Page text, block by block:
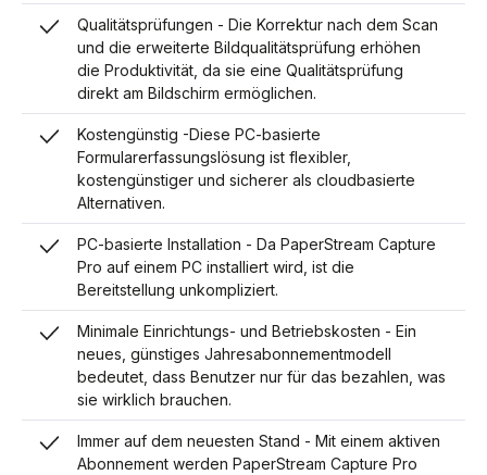
Qualitätsprüfungen - Die Korrektur nach dem Scan
und die erweiterte Bildqualitätsprüfung erhöhen
die Produktivität, da sie eine Qualitätsprüfung
direkt am Bildschirm ermöglichen.
Kostengünstig -Diese PC-basierte
Formularerfassungslösung ist flexibler,
kostengünstiger und sicherer als cloudbasierte
Alternativen.
PC-basierte Installation - Da PaperStream Capture
Pro auf einem PC installiert wird, ist die
Bereitstellung unkompliziert.
Minimale Einrichtungs- und Betriebskosten - Ein
neues, günstiges Jahresabonnementmodell
bedeutet, dass Benutzer nur für das bezahlen, was
sie wirklich brauchen.
Immer auf dem neuesten Stand - Mit einem aktiven
Abonnement werden PaperStream Capture Pro